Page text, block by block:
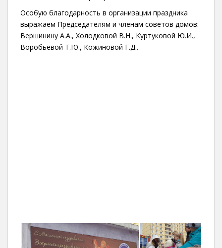
Особую благодарность в организации праздника
выражаем Председателям и членам советов домов:
Вершинину А.А., Холодковой В.Н., Куртуковой Ю.И.,
Воробьёвой Т.Ю., Кожиновой Г.Д..